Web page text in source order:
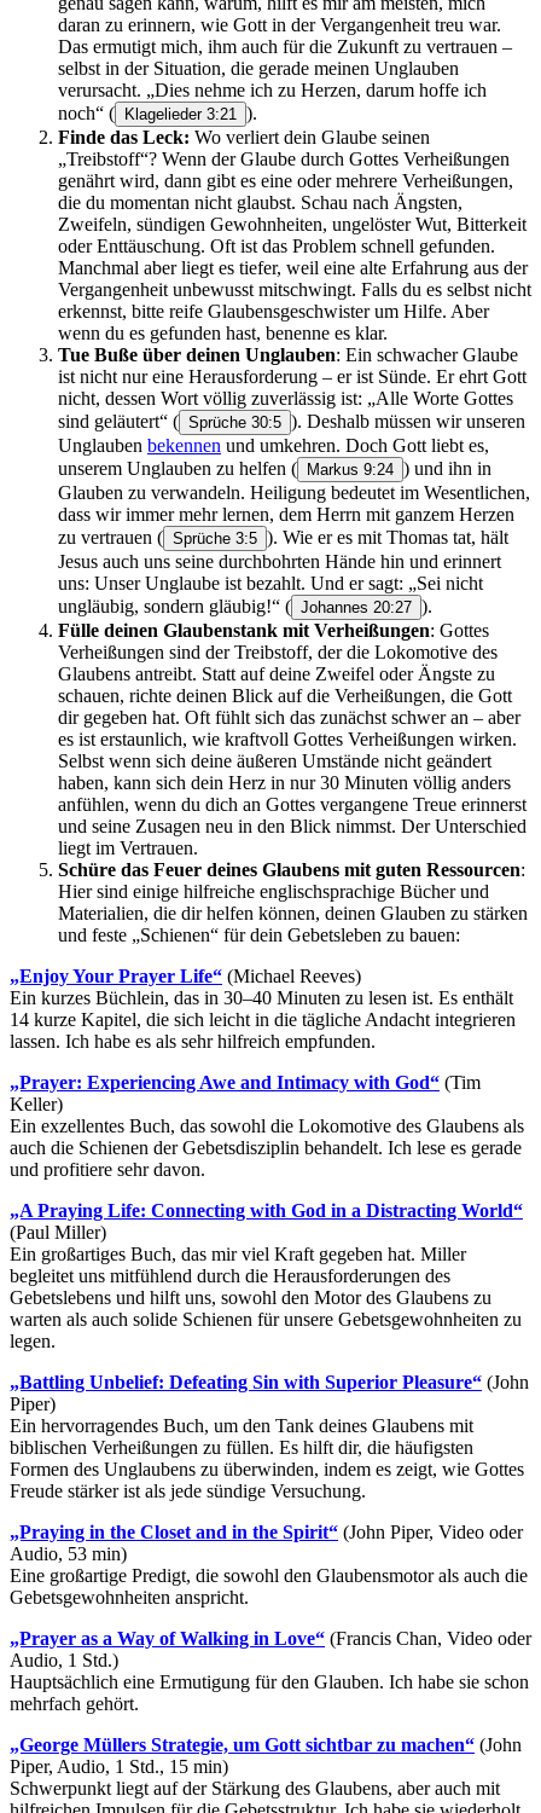
daran zu erinnern, wie Gott in der Vergangenheit treu war.
Das ermutigt mich, ihm auch für die Zukunft zu vertrauen –
selbst in der Situation, die gerade meinen Unglauben
verursacht. „Dies nehme ich zu Herzen, darum hoffe ich
noch“ ( Klagelieder 3:21
).
Finde das Leck: Wo verliert dein Glaube seinen
„Treibstoff“? Wenn der Glaube durch Gottes Verheißungen
genährt wird, dann gibt es eine oder mehrere Verheißungen,
die du momentan nicht glaubst. Schau nach Ängsten,
Zweifeln, sündigen Gewohnheiten, ungelöster Wut, Bitterkeit
oder Enttäuschung. Oft ist das Problem schnell gefunden.
Manchmal aber liegt es tiefer, weil eine alte Erfahrung aus der
Vergangenheit unbewusst mitschwingt. Falls du es selbst nicht
erkennst, bitte reife Glaubensgeschwister um Hilfe. Aber
wenn du es gefunden hast, benenne es klar.
Tue Buße über deinen Unglauben: Ein schwacher Glaube
ist nicht nur eine Herausforderung – er ist Sünde. Er ehrt Gott
nicht, dessen Wort völlig zuverlässig ist: „Alle Worte Gottes
sind geläutert“ ( Sprüche 30:5 ). Deshalb müssen wir unseren
Unglauben bekennen und umkehren. Doch Gott liebt es,
unserem Unglauben zu helfen ( Markus 9:24 ) und ihn in
Glauben zu verwandeln. Heiligung bedeutet im Wesentlichen,
dass wir immer mehr lernen, dem Herrn mit ganzem Herzen
zu vertrauen ( Sprüche 3:5 ). Wie er es mit Thomas tat, hält
Jesus auch uns seine durchbohrten Hände hin und erinnert
uns: Unser Unglaube ist bezahlt. Und er sagt: „Sei nicht
ungläubig, sondern gläubig!“ ( Johannes 20:27 ).
Fülle deinen Glaubenstank mit Verheißungen: Gottes
Verheißungen sind der Treibstoff, der die Lokomotive des
Glaubens antreibt. Statt auf deine Zweifel oder Ängste zu
schauen, richte deinen Blick auf die Verheißungen, die Gott
dir gegeben hat. Oft fühlt sich das zunächst schwer an – aber
es ist erstaunlich, wie kraftvoll Gottes Verheißungen wirken.
Selbst wenn sich deine äußeren Umstände nicht geändert
haben, kann sich dein Herz in nur 30 Minuten völlig anders
anfühlen, wenn du dich an Gottes vergangene Treue erinnerst
und seine Zusagen neu in den Blick nimmst. Der Unterschied
liegt im Vertrauen.
Schüre das Feuer deines Glaubens mit guten Ressourcen:
Hier sind einige hilfreiche englischsprachige Bücher und
Materialien, die dir helfen können, deinen Glauben zu stärken
und feste „Schienen“ für dein Gebetsleben zu bauen:
„Enjoy Your Prayer Life“ (Michael Reeves)
Ein kurzes Büchlein, das in 30–40 Minuten zu lesen ist. Es enthält
14 kurze Kapitel, die sich leicht in die tägliche Andacht integrieren
lassen. Ich habe es als sehr hilfreich empfunden.
„Prayer: Experiencing Awe and Intimacy with God“ (Tim
Keller)
Ein exzellentes Buch, das sowohl die Lokomotive des Glaubens als
auch die Schienen der Gebetsdisziplin behandelt. Ich lese es gerade
und profitiere sehr davon.
„A Praying Life: Connecting with God in a Distracting World“
(Paul Miller)
Ein großartiges Buch, das mir viel Kraft gegeben hat. Miller
begleitet uns mitfühlend durch die Herausforderungen des
Gebetslebens und hilft uns, sowohl den Motor des Glaubens zu
warten als auch solide Schienen für unsere Gebetsgewohnheiten zu
legen.
„Battling Unbelief: Defeating Sin with Superior Pleasure“ (John
Piper)
Ein hervorragendes Buch, um den Tank deines Glaubens mit
biblischen Verheißungen zu füllen. Es hilft dir, die häufigsten
Formen des Unglaubens zu überwinden, indem es zeigt, wie Gottes
Freude stärker ist als jede sündige Versuchung.
„Praying in the Closet and in the Spirit“ (John Piper, Video oder
Audio, 53 min)
Eine großartige Predigt, die sowohl den Glaubensmotor als auch die
Gebetsgewohnheiten anspricht.
„Prayer as a Way of Walking in Love“ (Francis Chan, Video oder
Audio, 1 Std.)
Hauptsächlich eine Ermutigung für den Glauben. Ich habe sie schon
mehrfach gehört.
„George Müllers Strategie, um Gott sichtbar zu machen“ (John
Piper, Audio, 1 Std., 15 min)
Schwerpunkt liegt auf der Stärkung des Glaubens, aber auch mit